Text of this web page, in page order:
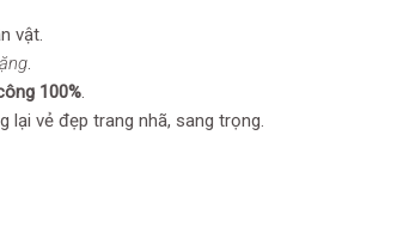
vật.
.
100%.
lại vẻ đẹp trang nhã, sang trọng.